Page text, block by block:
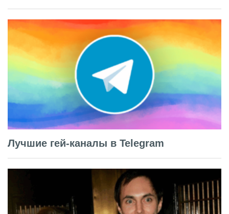
Лучшие гей-каналы в Telegram